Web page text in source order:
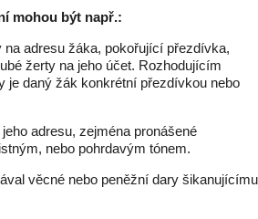
mohou být např.:
adresu žáka, pokořující přezdívka,
žerty na jeho účet. Rozhodujícím
je daný žák konkrétní přezdívkou nebo
adresu, zejména pronášené
nebo pohrdavým tónem.
věcné nebo peněžní dary šikanujícímu